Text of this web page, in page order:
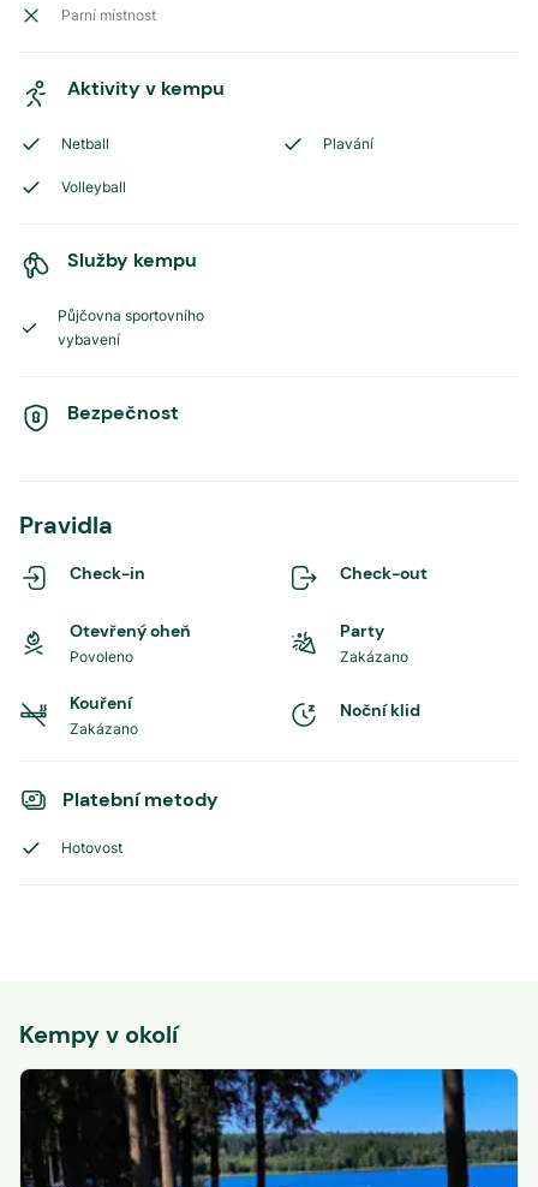
Parní místnost
Aktivity v kempu
Netball Plavání
Volleyball
Služby kempu
Půjčovna sportovního
vybavení
Bezpečnost
Pravidla
Check-in Check-out
Otevřený oheň
Povoleno
Party
Zakázano
Kouření
Zakázano
Noční klid
Platební metody
Hotovost
Kempy v okolí